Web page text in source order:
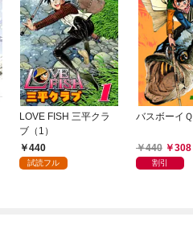
LOVE FISH 三平クラ
ブ（1）
440
試読フル
バスボーイＱ
440 308
割引